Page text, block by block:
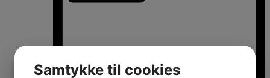
Samtykke til cookies